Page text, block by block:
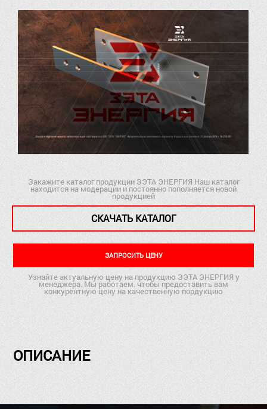
Закажите каталог продукции ЗЭТА ЭНЕРГИЯ Наш каталог
находится на модерации и постоянно пополняется новой
продукцией
СКАЧАТЬ КАТАЛОГ
ЗАПРОСИТЬ ЦЕНУ
Узнайте актуальную цену на продукцию ЗЭТА ЭНЕРГИЯ у
менеджера. Мы работаем. чтобы предоставить вам
конкурентную цену на качественную пордукцию
ОПИСАНИЕ